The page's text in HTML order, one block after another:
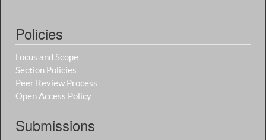
Policies
Focus and Scope
Section Policies
Peer Review Process
Open Access Policy
Submissions